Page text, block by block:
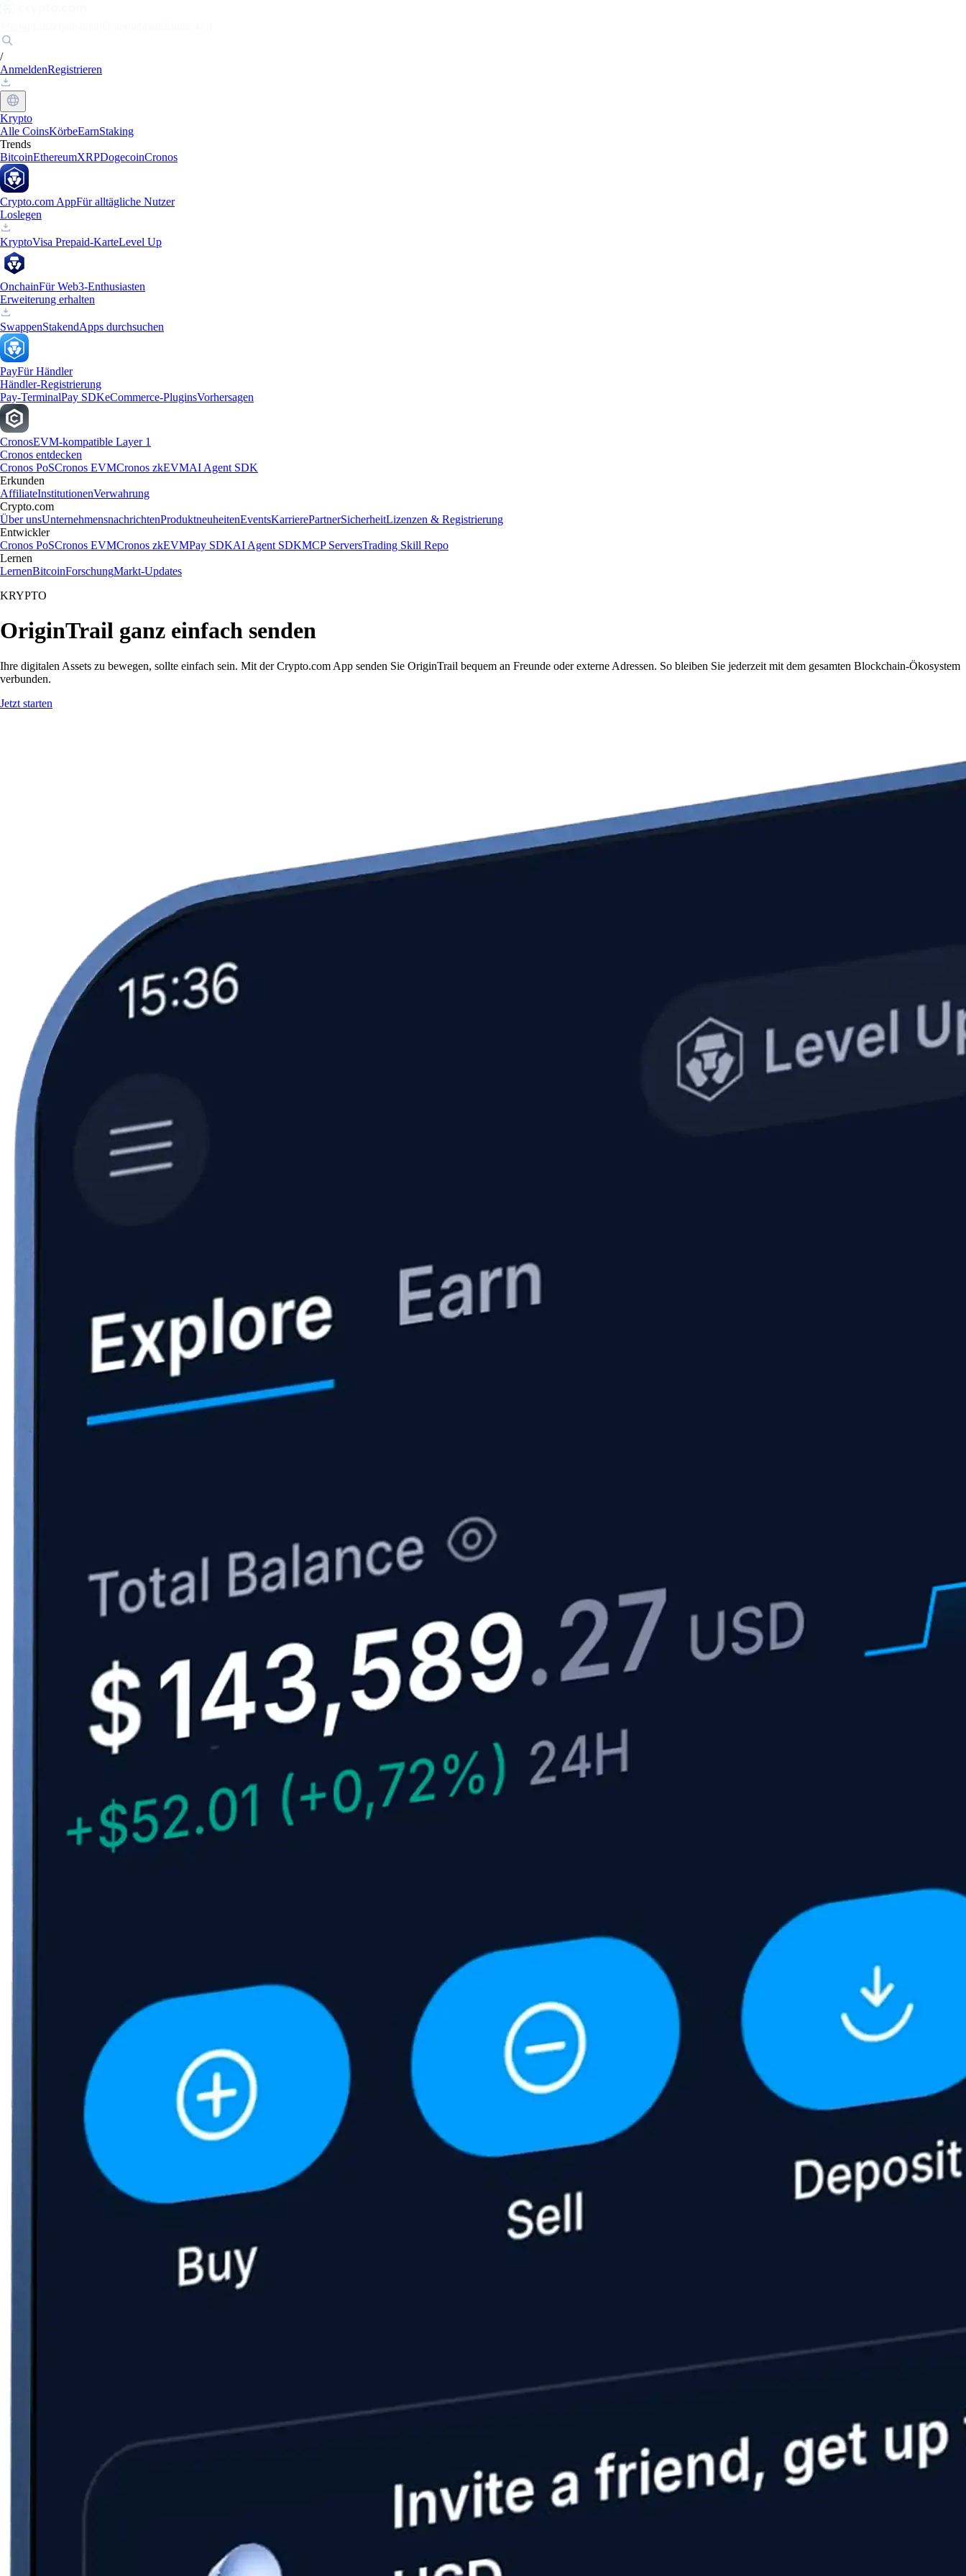
/
AnmeldenRegistrieren
Krypto
Alle CoinsKörbeEarnStaking
Trends
BitcoinEthereumXRPDogecoinCronos
Crypto.com AppFür alltägliche Nutzer
Loslegen
KryptoVisa Prepaid-KarteLevel Up
OnchainFür Web3-Enthusiasten
Erweiterung erhalten
SwappenStakendApps durchsuchen
PayFür Händler
Händler-Registrierung
Pay-TerminalPay SDKeCommerce-PluginsVorhersagen
CronosEVM-kompatible Layer 1
Cronos entdecken
Cronos PoSCronos EVMCronos zkEVMAI Agent SDK
Erkunden
AffiliateInstitutionenVerwahrung
Crypto.com
Über unsUnternehmensnachrichtenProduktneuheitenEventsKarrierePartnerSicherheitLizenzen & Registrierung
Entwickler
Cronos PoSCronos EVMCronos zkEVMPay SDKAI Agent SDKMCP ServersTrading Skill Repo
Lernen
LernenBitcoinForschungMarkt-Updates
KRYPTO
OriginTrail ganz einfach senden
Ihre digitalen Assets zu bewegen, sollte einfach sein. Mit der Crypto.com App senden Sie OriginTrail bequem an Freunde oder externe Adressen. So bleiben Sie jederzeit mit dem gesamten Blockchain-Ökosystem
verbunden.
Jetzt starten